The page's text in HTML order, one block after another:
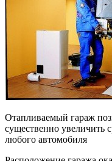
Отапливаемый гараж
существенно увеличить
любого автомобиля